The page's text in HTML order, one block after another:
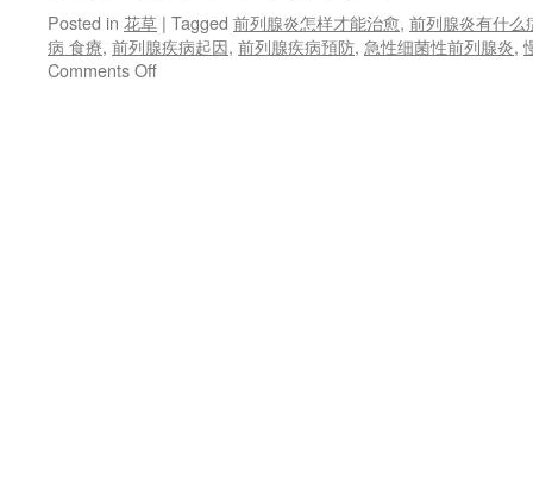
Posted in 花草 | Tagged 前列腺炎怎样才能治愈, 前列腺炎有什么
病 食療, 前列腺疾病起因, 前列腺疾病預防, 急性细菌性前列腺炎,
Comments Offon